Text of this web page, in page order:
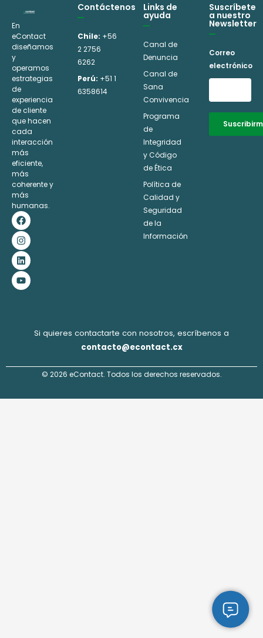
En
eContact
diseñamos
y
operamos
estrategias
de
experiencia
de cliente
que hacen
cada
interacción
más
eficiente,
más
coherente y
más
humanas.
F
a
c
e
b
o
o
k
I
n
s
t
a
g
r
a
m
L
i
n
k
e
d
i
n
Y
o
u
t
u
b
e
Contáctenos
Chile: +56
2 2756
6262
Perú: +51 1
6358614
Links de
ayuda
Canal de
Denuncia
Canal de
Sana
Convivencia
Programa
de
Integridad
y Código
de Ética
Política de
Calidad y
Seguridad
de la
Información
Suscríbete
a nuestro
Newsletter
Correo
electrónico
Si quieres contactarte con nosotros, escríbenos a
contacto@econtact.cx
© 2026 eContact. Todos los derechos reservados.